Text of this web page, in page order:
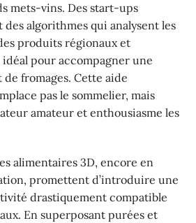
mets-vins. Des start-ups
algorithmes qui analysent les
produits régionaux et
pour accompagner une
fromages. Cette aide
pas le sommelier, mais
amateur et enthousiasme les
alimentaires 3D, encore en
promettent d’introduire une
drastiquement compatible
En superposant purées et